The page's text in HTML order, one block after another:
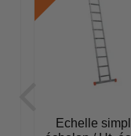
Echelle